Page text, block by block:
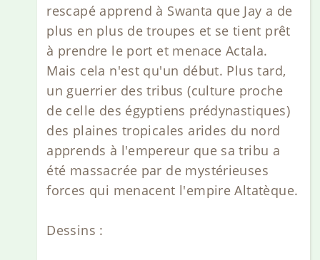
rescapé apprend à Swanta que Jay a de
plus en plus de troupes et se tient prêt
à prendre le port et menace Actala.
Mais cela n'est qu'un début. Plus tard,
un guerrier des tribus (culture proche
de celle des égyptiens prédynastiques)
des plaines tropicales arides du nord
apprends à l'empereur que sa tribu a
été massacrée par de mystérieuses
forces qui menacent l'empire Altatèque.
Dessins :